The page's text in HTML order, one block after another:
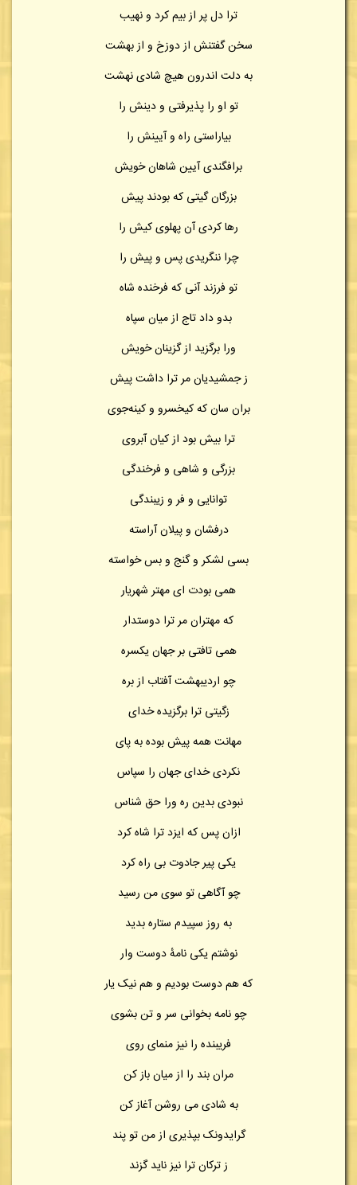
ترا دل پر از بیم کرد و نهیب
سخن گفتنش از دوزخ و از بهشت
به دلت اندرون هیچ شادی نهشت
تو او را پذیرفتی و دینش را
بیاراستی راه و آیینش را
برافگندی آیین شاهان خویش
بزرگان گیتی که بودند پیش
رها کردی آن پهلوی کیش را
چرا ننگریدی پس و پیش را
تو فرزند آنی که فرخنده شاه
بدو داد تاج از میان سپاه
ورا برگزید از گزینان خویش
ز جمشیدیان مر ترا داشت پیش
بران سان که کیخسرو و کینه‌جوی
ترا بیش بود از کیان آبروی
بزرگی و شاهی و فرخندگی
توانایی و فر و زیبندگی
درفشان و پیلان آراسته
بسی لشکر و گنج و بس خواسته
همی بودت ای مهتر شهریار
که مهتران مر ترا دوستدار
همی تافتی بر جهان یکسره
چو اردیبهشت آفتاب از بره
زگیتی ترا برگزیده خدای
مهانت همه پیش بوده به پای
نکردی خدای جهان را سپاس
نبودی بدین ره ورا حق شناس
ازان پس که ایزد ترا شاه کرد
یکی پیر جادوت بی راه کرد
چو آگاهی تو سوی من رسید
به روز سپیدم ستاره بدید
نوشتم یکی نامهٔ دوست وار
که هم دوست بودیم و هم نیک یار
چو نامه بخوانی سر و تن بشوی
فریبنده را نیز منمای روی
مران بند را از میان باز کن
به شادی می روشن آغاز کن
گرایدونک بپذیری از من تو پند
ز ترکان ترا نیز ناید گزند